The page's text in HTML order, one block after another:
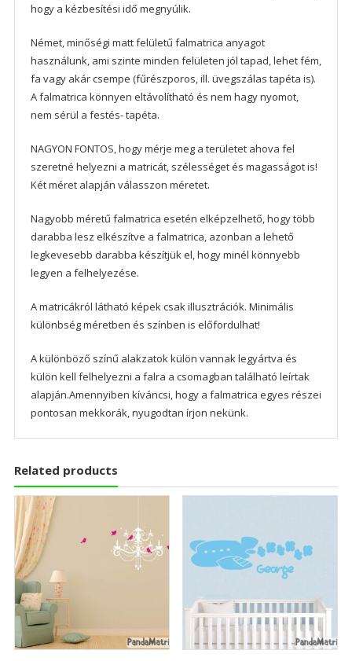
hogy a kézbesítési idő megnyúlik.
Német, minőségi matt felületű falmatrica anyagot
használunk, ami szinte minden felületen jól tapad, lehet fém,
fa vagy akár csempe (fűrészporos, ill. üvegszálas tapéta is).
A falmatrica könnyen eltávolítható és nem hagy nyomot,
nem sérül a festés- tapéta.
NAGYON FONTOS, hogy mérje meg a területet ahova fel
szeretné helyezni a matricát, szélességet és magasságot is!
Két méret alapján válasszon méretet.
Nagyobb méretű falmatrica esetén elképzelhető, hogy több
darabba lesz elkészítve a falmatrica, azonban a lehető
legkevesebb darabba készítjük el, hogy minél könnyebb
legyen a felhelyezése.
A matricákról látható képek csak illusztrációk. Minimális
különbség méretben és színben is előfordulhat!
A különböző színű alakzatok külön vannak legyártva és
külön kell felhelyezni a falra a csomagban található leírtak
alapján.Amennyiben kíváncsi, hogy a falmatrica egyes részei
pontosan mekkorák, nyugodtan írjon nekünk.
Related products